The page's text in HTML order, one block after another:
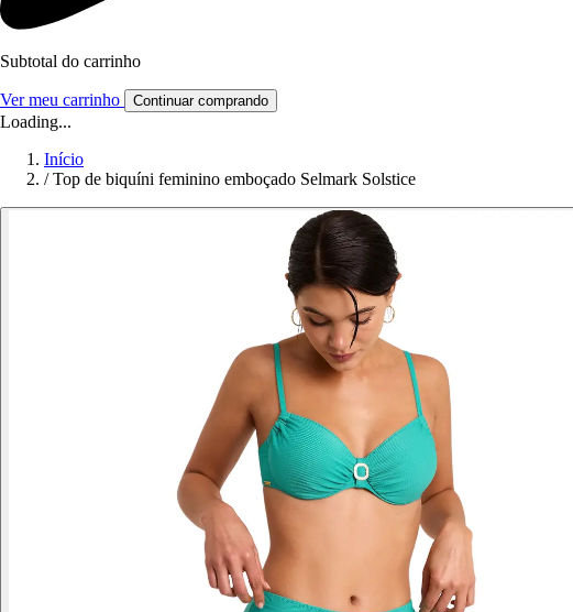
Subtotal do carrinho
Ver meu carrinho Continuar comprando
Loading...
Início
/ Top de biquíni feminino emboçado Selmark Solstice